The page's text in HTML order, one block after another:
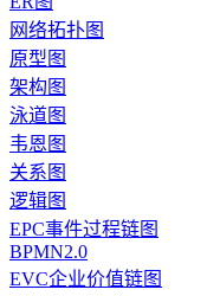
网络拓扑图
原型图
架构图
泳道图
韦恩图
关系图
逻辑图
EPC事件过程链图
BPMN2.0
EVC企业价值链图